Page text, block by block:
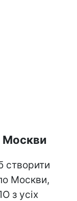
Москви
створити
Москви,
з усіх